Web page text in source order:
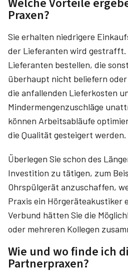
Praxen?
Sie erhalten niedrigere
der Lieferanten wird gestrafft.
Lieferanten bestellen, die
überhaupt nicht beliefern
die anfallenden Lieferkosten
Mindermengenzuschläge
können Arbeitsabläufe
die Qualität gesteigert werden.
Überlegen Sie schon des
Investition zu tätigen, zum
Ohrspülgerät anzuschaffen,
Praxis ein Hörgeräteakustiker
Verbund hätten Sie die
oder mehreren Kollegen
Wie und wo finde ich
Partnerpraxen?